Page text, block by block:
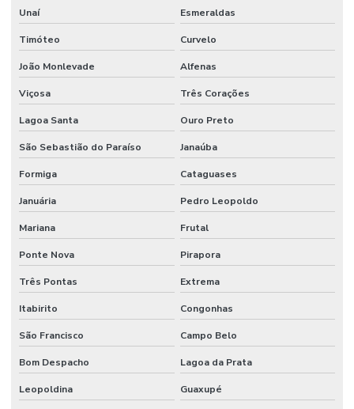
Unaí Esmeraldas
Timóteo Curvelo
João Monlevade Alfenas
Viçosa Três Corações
Lagoa Santa Ouro Preto
São Sebastião do Paraíso Janaúba
Formiga Cataguases
Januária Pedro Leopoldo
Mariana Frutal
Ponte Nova Pirapora
Três Pontas Extrema
Itabirito Congonhas
São Francisco Campo Belo
Bom Despacho Lagoa da Prata
Leopoldina Guaxupé